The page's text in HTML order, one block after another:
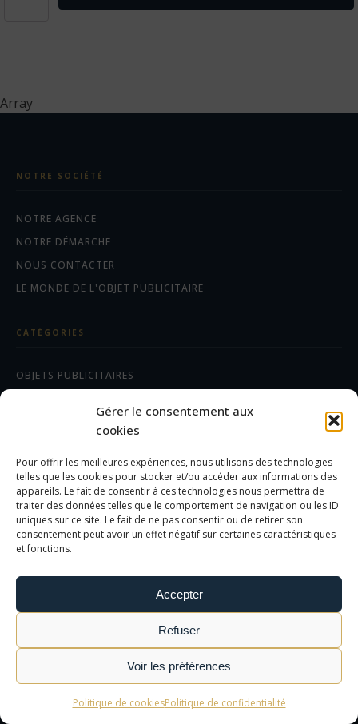
Gérer le consentement aux
cookies
Pour offrir les meilleures expériences, nous utilisons des technologies
telles que les cookies pour stocker et/ou accéder aux informations des
appareils. Le fait de consentir à ces technologies nous permettra de
traiter des données telles que le comportement de navigation ou les ID
uniques sur ce site. Le fait de ne pas consentir ou de retirer son
consentement peut avoir un effet négatif sur certaines caractéristiques
et fonctions.
Accepter
Refuser
Voir les préférences
Politique de cookiesPolitique de confidentialité
éducatif
livré
cadeau
kraft
(100
Array
NOTRE SOCIÉTÉ
NOTRE AGENCE
NOTRE DÉMARCHE
NOUS CONTACTER
LE MONDE DE L'OBJET PUBLICITAIRE
CATÉGORIES
OBJETS PUBLICITAIRES
AIDE/FAQ
LES DIFFÉRENTS MARQUAGES
FOIRE AUX QUESTIONS
INFORMATIONS LÉGALES
MENTIONS LÉGALES
POLITIQUE DE CONFIDENTIALITÉ